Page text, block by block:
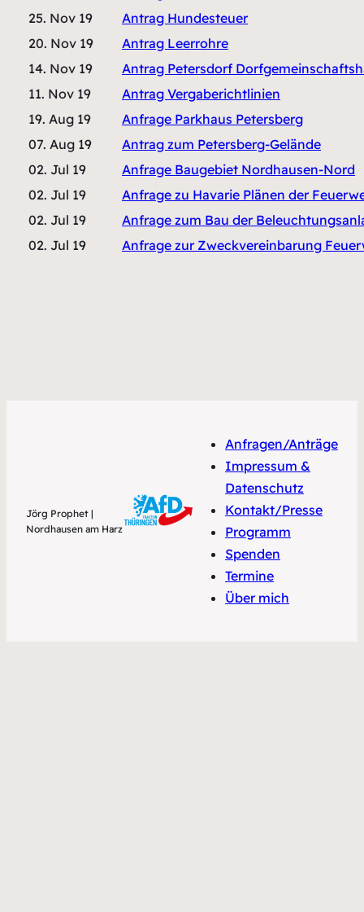
25. Nov 19
Antrag Hundesteuer
20. Nov 19
Antrag Leerrohre
14. Nov 19
Antrag Petersdorf
11. Nov 19
Antrag Vergaberichtlinien
19. Aug 19
Anfrage Parkhaus Petersberg
07. Aug 19
Antrag zum Petersberg-Gelände
02. Jul 19
Anfrage Baugebiet Nordhausen-Nord
02. Jul 19
Anfrage zu Havarie Plänen der
02. Jul 19
Anfrage zum Bau der
02. Jul 19
Anfrage zur Zweckvereinbarung
Jörg Prophet |
Nordhausen am Harz
Anfragen/Anträge
Impressum &
Datenschutz
Kontakt/Presse
Programm
Spenden
Termine
Über mich